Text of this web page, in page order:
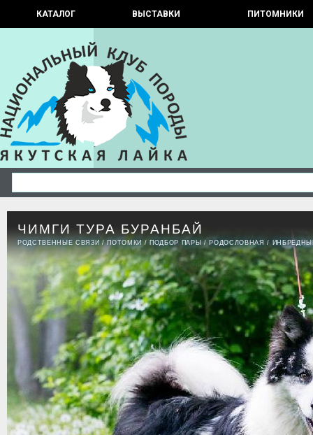
КАТАЛОГ ВЫСТАВКИ ПИТОМНИКИ
ЧИМГИ ТУРА БУРАНБАЙ
РОДСТВЕННЫЕ СВЯЗИ /ПОТОМКИ / ПОДБОР ПАРЫ / РОДОСЛОВНАЯ /